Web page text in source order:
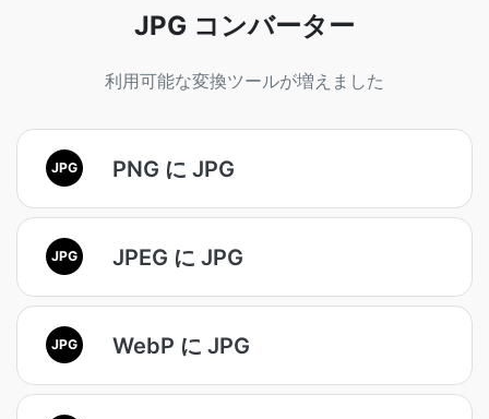
JPG コンバーター
利用可能な変換ツールが増えました
JPG PNG に JPG
JPG JPEG に JPG
JPG WebP に JPG